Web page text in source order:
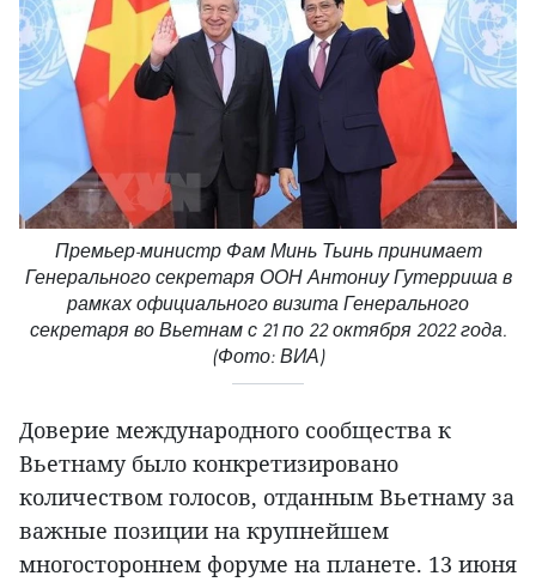
Премьер-министр Фам Минь Тьинь принимает
Генерального секретаря ООН Антониу Гутерриша в
рамках официального визита Генерального
секретаря во Вьетнам с 21 по 22 октября 2022 года.
(Фото: ВИА)
Доверие международного сообщества к
Вьетнаму было конкретизировано
количеством голосов, отданным Вьетнаму за
важные позиции на крупнейшем
многостороннем форуме на планете. 13 июня